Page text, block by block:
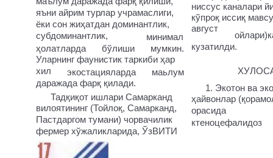
яъни айрим турлар учрамаслиги,
ёки сон жиҳатдан доминантлик,
субдоминантлик,
минимал
ҳолатларда
бўлиши
мумкин.
Уларнинг фаунистик таркиби ҳар
хил
экостацияларда
маьлум
даражада фарқ қилади.
Тадқиқот ишлари Самарканд
вилоятининг (Тойлоқ, Самарканд,
Пастдаргом тумани) чорвачилик
фермер хўжаликларида, ЎзВИТИ
ниссус каналари
кўпроқ иссиқ
август
кузатилди.
1. Экотон ва
ҳайвонлар
орасида
ктеноцефалидоз